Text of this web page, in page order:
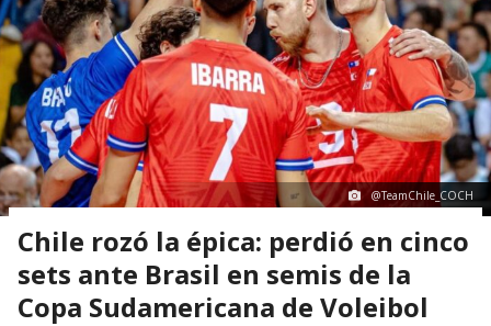
@TeamChile_COCH
Chile rozó la épica: perdió en cinco
sets ante Brasil en semis de la
Copa Sudamericana de Voleibol